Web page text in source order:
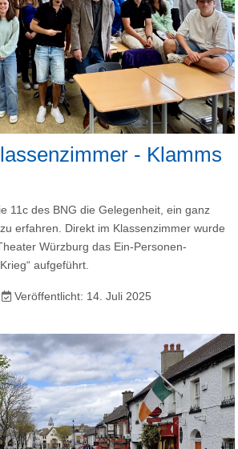
- Klamms
11c des BNG die Gelegenheit, ein ganz
erfahren. Direkt im Klassenzimmer wurde
Würzburg das Ein-Personen-
aufgeführt.
Veröffentlicht: 14. Juli 2025